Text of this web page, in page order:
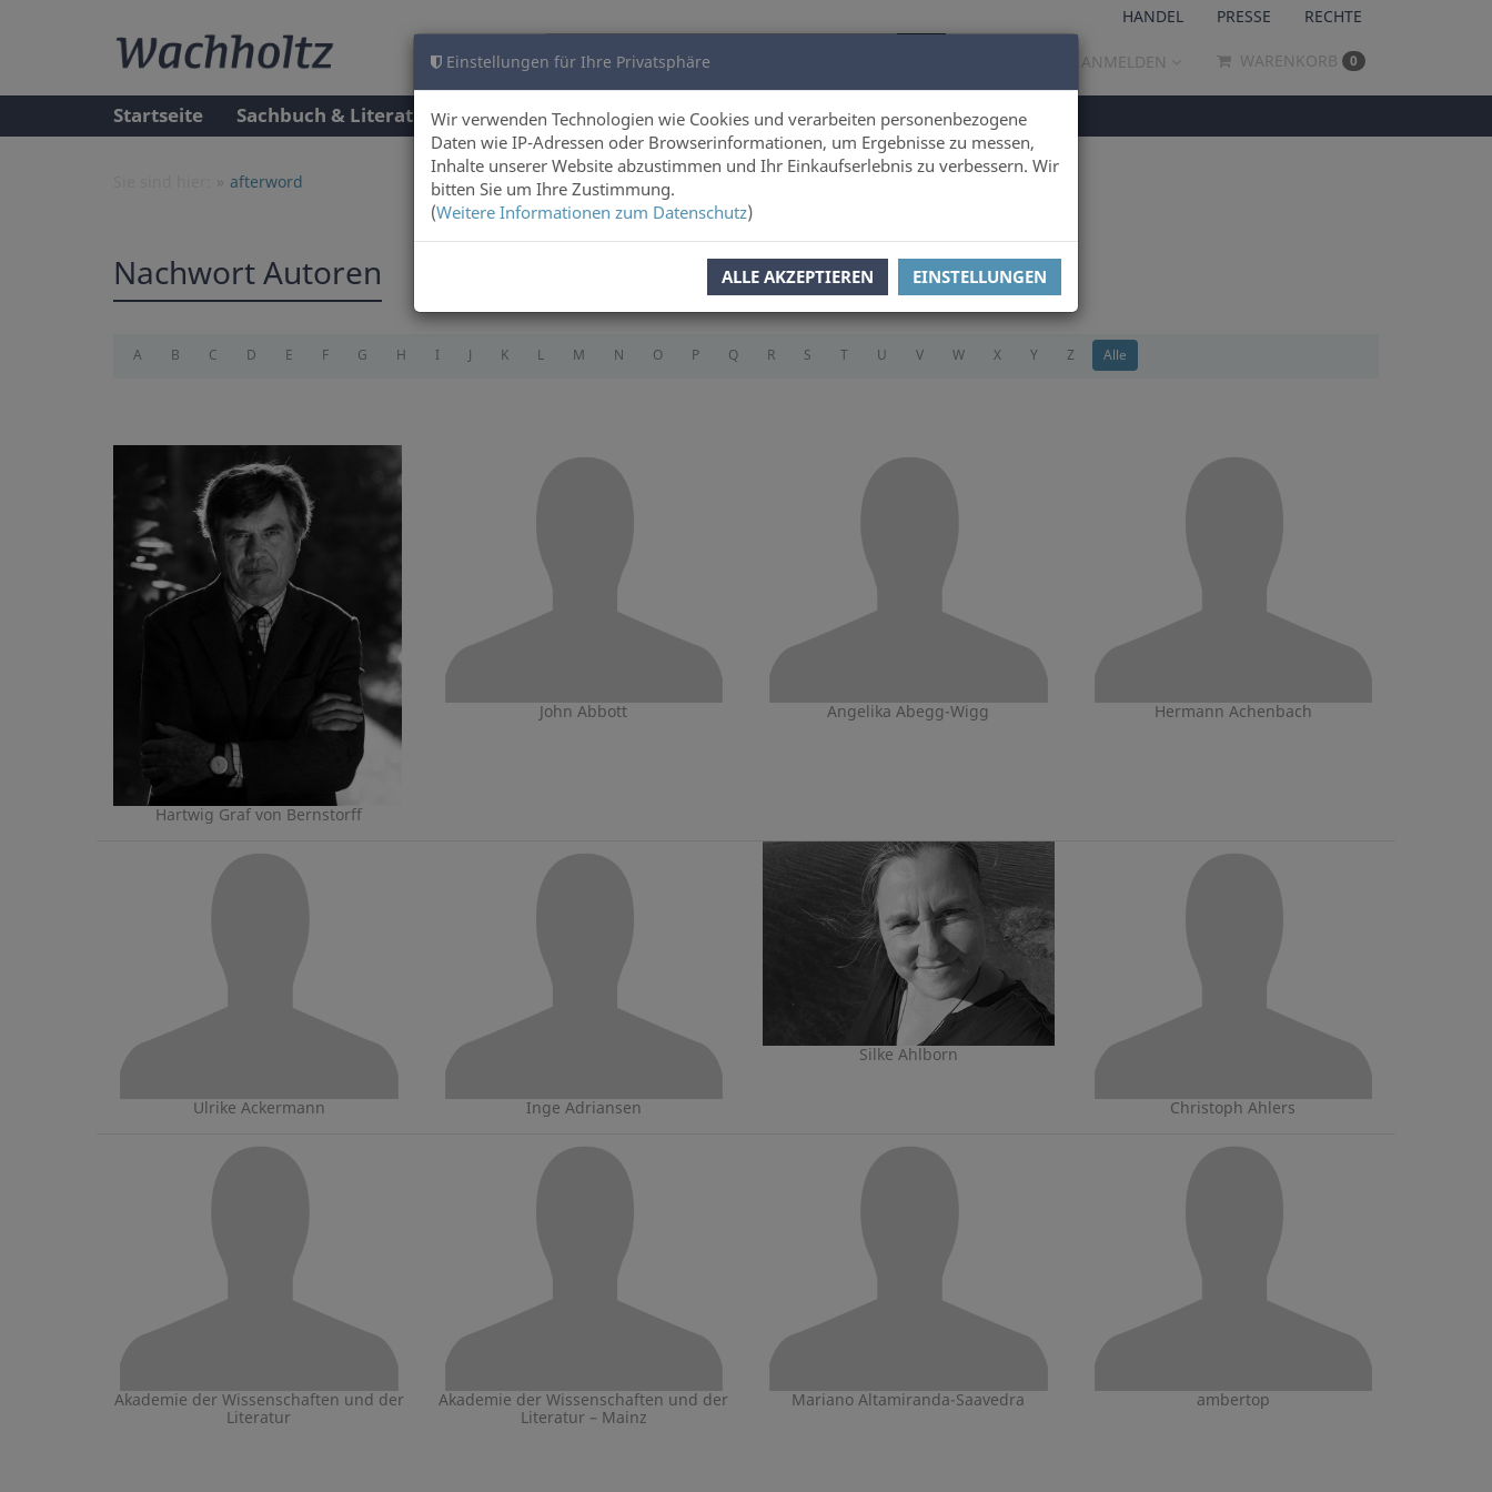
Einstellungen für Ihre Privatsphäre
Wir verwenden Technologien wie Cookies und verarbeiten personenbezogene
Daten wie IP-Adressen oder Browserinformationen, um Ergebnisse zu messen,
Inhalte unserer Website abzustimmen und Ihr Einkaufserlebnis zu verbessern. Wir
bitten Sie um Ihre Zustimmung.
(Weitere Informationen zum Datenschutz)
ALLE AKZEPTIEREN EINSTELLUNGEN
HANDEL PRESSE RECHTE
ANMELDEN WARENKORB 0
Startseite Sachbuch & Literatur Autoren Über uns
afterword
Nachwort Autoren
A B C D E F G H I J K L M N O P Q R S T U V W X Y Z Alle
Hartwig Graf von Bernstorff
John Abbott Angelika Abegg-Wigg Hermann Achenbach
Ulrike Ackermann Inge Adriansen
Silke Ahlborn
Christoph Ahlers
Akademie der Wissenschaften und der
Literatur
Akademie der Wissenschaften und der
Literatur – Mainz
Mariano Altamiranda-Saavedra ambertop